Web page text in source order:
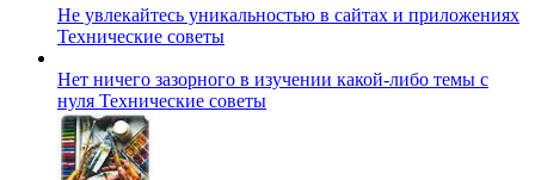
Не увлекайтесь уникальностью в сайтах и приложениях
Технические советы
Нет ничего зазорного в изучении какой-либо темы с
нуля Технические советы